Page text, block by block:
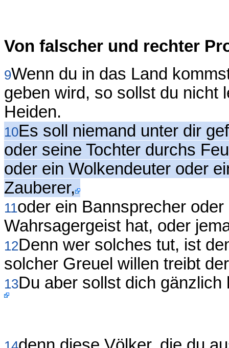
Von falscher und rechter
9Wenn du in das Land
geben wird, so sollst du nicht
Heiden.
10Es soll niemand unter dir
oder seine Tochter durchs
oder ein Wolkendeuter oder
Zauberer,
11oder ein Bannsprecher
Wahrsagergeist hat, oder
12Denn wer solches tut, ist
solcher Greuel willen treibt
13Du aber sollst dich